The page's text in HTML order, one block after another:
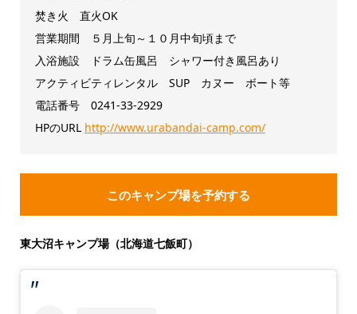
焚き火 直火OK
営業期間 ５月上旬～１０月中旬頃まで
入浴施設 ドラム缶風呂 シャワー付き風呂あり
アクティビティレンタル SUP カヌー ボート等
電話番号 0241-33-2929
HPのURL http://www.urabandai-camp.com/
このキャンプ場を予約する
東大沼キャンプ場（北海道七飯町）